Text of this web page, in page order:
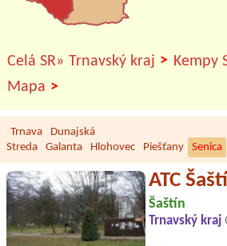
Celá SR» Trnavský kraj > Kempy
Mapa >
Trnava
Dunajská
Streda
Galanta Hlohovec Piešťany Senica
ATC
Šaštín
Trnavský kraj